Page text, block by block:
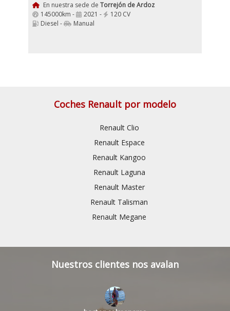
En nuestra sede de Torrejón de Ardoz
145000km -
2021 -
120 CV
Diesel -
Manual
Coches Renault por modelo
Renault Clio
Renault Espace
Renault Kangoo
Renault Laguna
Renault Master
Renault Talisman
Renault Megane
Nuestros clientes nos avalan